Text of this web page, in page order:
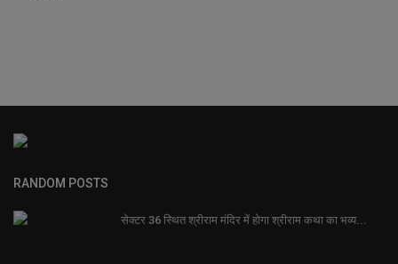
RANDOM POSTS
सेक्टर 36 स्थित श्रीराम मंदिर में होगा श्रीराम कथा का भव्य...